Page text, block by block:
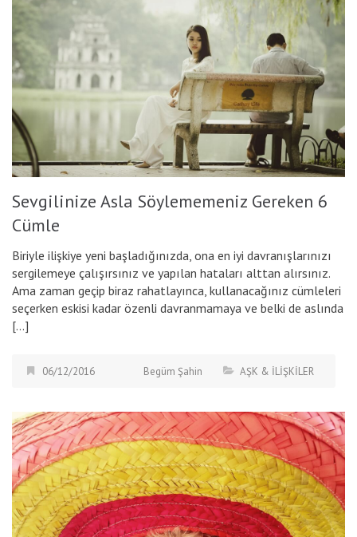
Sevgilinize Asla Söylememeniz Gereken 6
Cümle
Biriyle ilişkiye yeni başladığınızda, ona en iyi davranışlarınızı
sergilemeye çalışırsınız ve yapılan hataları alttan alırsınız.
Ama zaman geçip biraz rahatlayınca, kullanacağınız cümleleri
seçerken eskisi kadar özenli davranmamaya ve belki de aslında
[…]
06/12/2016 Begüm Şahin AŞK & İLİŞKİLER